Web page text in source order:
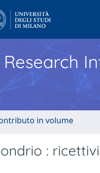
in volume
: